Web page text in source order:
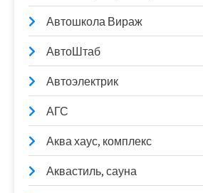
Автошкола Вираж
АвтоШтаб
Автоэлектрик
АГС
Аква хаус, комплекс
Аквастиль, сауна